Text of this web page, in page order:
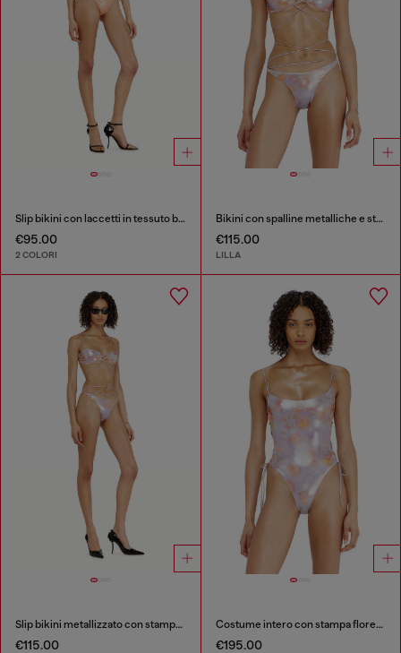
Slip bikini con laccetti in tessuto brillante
€95.00
2 COLORI
Bikini con spalline metalliche e stampa floreale
€115.00
LILLA
Slip bikini metallizzato con stampa floreale
€115.00
Costume intero con stampa floreale metallizzata e lacci
€195.00